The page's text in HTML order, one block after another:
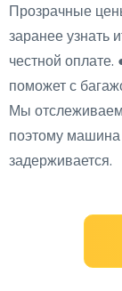
Прозрачные
заранее узнать
честной оплате.
поможет с
Мы
поэтому
задерживается.